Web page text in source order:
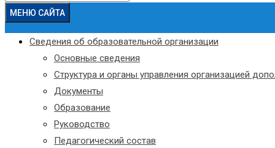
содержимому
МЕНЮ САЙТА
Сведения об образовательной организации
Основные сведения
Структура и органы управления организацией
Документы
Образование
Руководство
Педагогический состав